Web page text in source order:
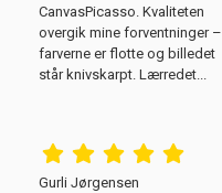
CanvasPicasso. Kvaliteten
overgik mine forventninger –
farverne er flotte og billedet
står knivskarpt. Lærredet...
Gurli Jørgensen